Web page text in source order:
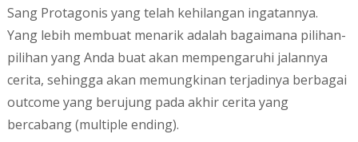
Sang Protagonis yang telah kehilangan ingatannya.
Yang lebih membuat menarik adalah bagaimana pilihan-
pilihan yang Anda buat akan mempengaruhi jalannya
cerita, sehingga akan memungkinan terjadinya berbagai
outcome yang berujung pada akhir cerita yang
bercabang (multiple ending).